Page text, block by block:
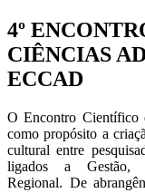
4º
CIÊNCIAS
ECCAD
O Encontro Científico
como propósito a
cultural entre
ligados a Gestão,
Regional. De